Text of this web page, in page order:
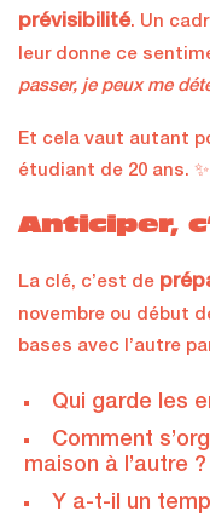
prévisibilité. Un
leur donne ce
passer, je peux me
Et cela vaut autant
étudiant de 20 ans. ✨
Anticiper,
La clé, c’est de
novembre ou début
bases avec l’autre
Qui garde les
Comment
maison à l’autre ?
Y a-t-il un